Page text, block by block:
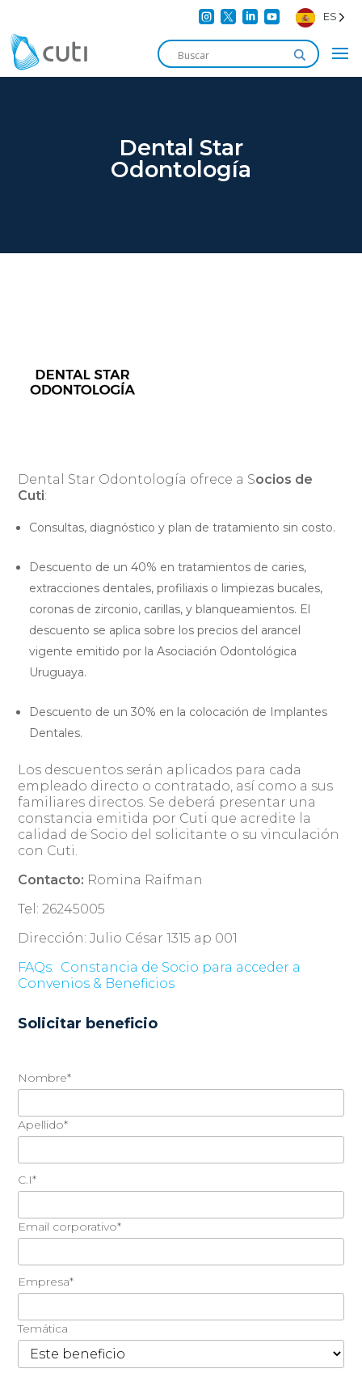
    ES
Dental Star
Odontología
Dental Star Odontología ofrece a Socios de
Cuti:
Consultas, diagnóstico y plan de tratamiento sin costo.
Descuento de un 40% en tratamientos de caries,
extracciones dentales, profiliaxis o limpiezas bucales,
coronas de zirconio, carillas, y blanqueamientos. El
descuento se aplica sobre los precios del arancel
vigente emitido por la Asociación Odontológica
Uruguaya.
Descuento de un 30% en la colocación de Implantes
Dentales.
Los descuentos serán aplicados para cada
empleado directo o contratado, así como a sus
familiares directos. Se deberá presentar una
constancia emitida por Cuti que acredite la
calidad de Socio del solicitante o su vinculación
con Cuti.
Contacto: Romina Raifman
Tel: 26245005
Dirección: Julio César 1315 ap 001
FAQs: Constancia de Socio para acceder a
Convenios & Beneficios
Solicitar beneficio
Nombre*
Apellido*
C.I*
Email corporativo*
Empresa*
Temática